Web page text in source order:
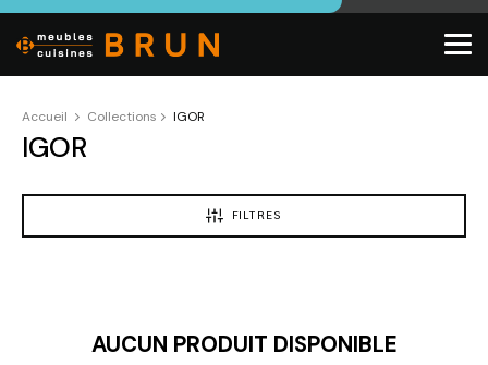
Accueil Collections IGOR
IGOR
FILTRES
AUCUN PRODUIT DISPONIBLE